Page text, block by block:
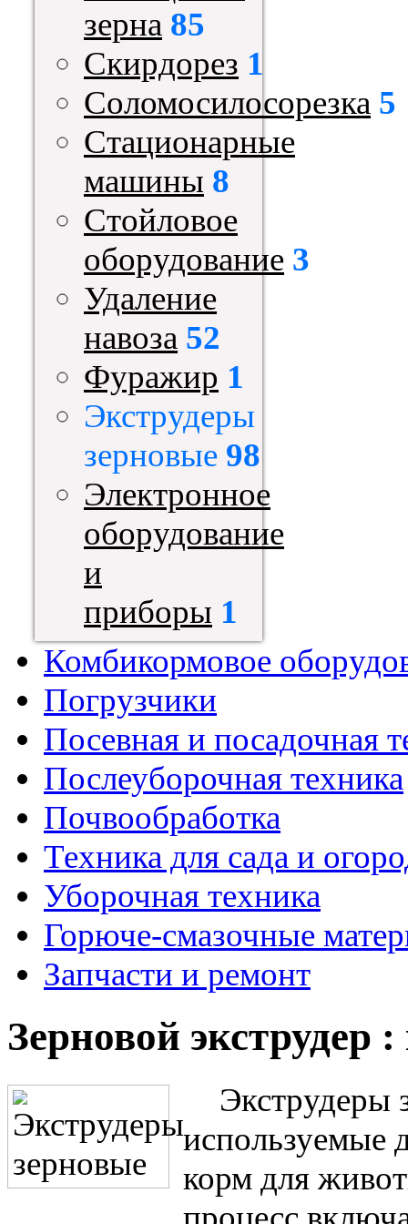
зерна 85
Скирдорез 1
Соломосилосорезка 5
Стационарные
машины 8
Стойловое
оборудование 3
Удаление
навоза 52
Фуражир 1
Экструдеры
зерновые 98
Электронное
оборудование
и
приборы 1
Комбикормовое
Погрузчики
Посевная и посадочная
Послеуборочная техника
Почвообработка
Техника для сада и
Уборочная техника
Горюче-смазочные
Запчасти и ремонт
Зерновой
Экструдеры
используемые
корм для